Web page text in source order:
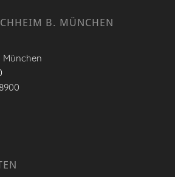
B. MÜNCHEN
München